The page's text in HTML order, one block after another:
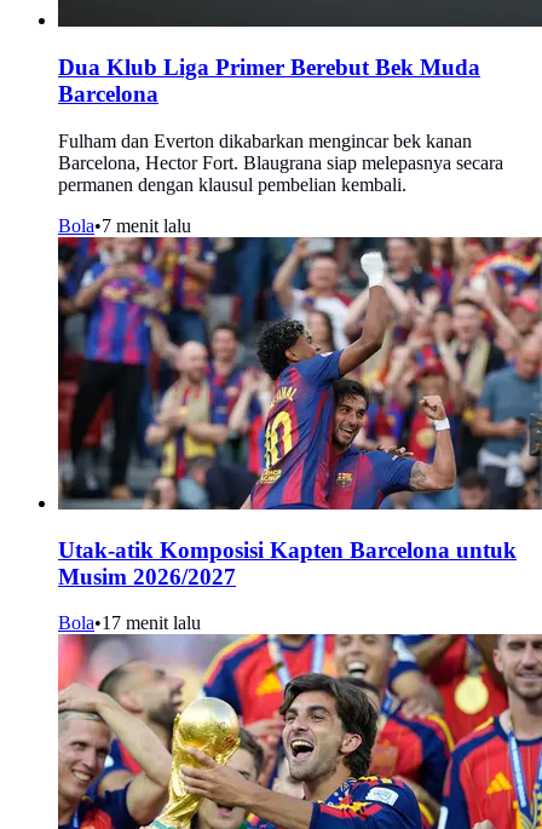
Dua Klub Liga Primer Berebut Bek Muda
Barcelona
Fulham dan Everton dikabarkan mengincar bek kanan
Barcelona, Hector Fort. Blaugrana siap melepasnya secara
permanen dengan klausul pembelian kembali.
Bola•7 menit lalu
Utak-atik Komposisi Kapten Barcelona untuk
Musim 2026/2027
Bola•17 menit lalu